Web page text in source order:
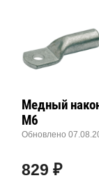
Медный
М6
Обновлено
829 ₽